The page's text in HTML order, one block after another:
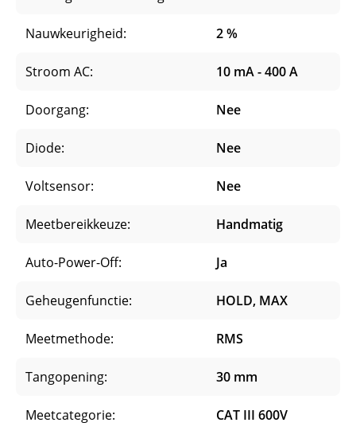
Nauwkeurigheid: 2 %
Stroom AC: 10 mA - 400 A
Doorgang: Nee
Diode: Nee
Voltsensor: Nee
Meetbereikkeuze: Handmatig
Auto-Power-Off: Ja
Geheugenfunctie: HOLD, MAX
Meetmethode: RMS
Tangopening: 30 mm
Meetcategorie: CAT III 600V